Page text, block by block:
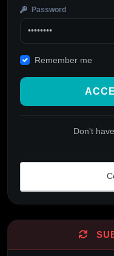
Password
Remember me
Don't